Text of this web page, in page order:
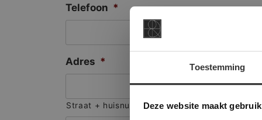
Toestemming
Deze website maakt
Telefoon *
Adres *
Straat + huisnummer
Deze
onze